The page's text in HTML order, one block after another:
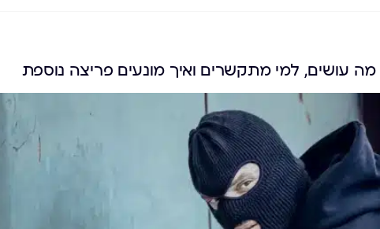
עושים, למי מתקשרים ואיך מונעים פריצה נוספת